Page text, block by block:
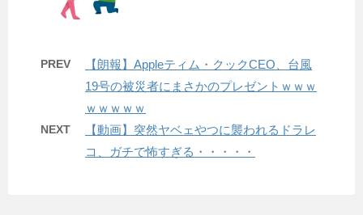
PREV
【朗報】Appleティム・クックCEO、台風
19号の被災者にまさかのプレゼントｗｗｗ
ｗｗｗｗｗ
NEXT
【動画】突然ヤベェやつに襲われるドラレ
コ、ガチで怖すぎる・・・・・